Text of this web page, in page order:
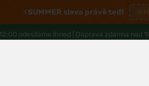
⚡SUMMER sleva právě teď!
odesíláme ihned | Doprava zdarma nad